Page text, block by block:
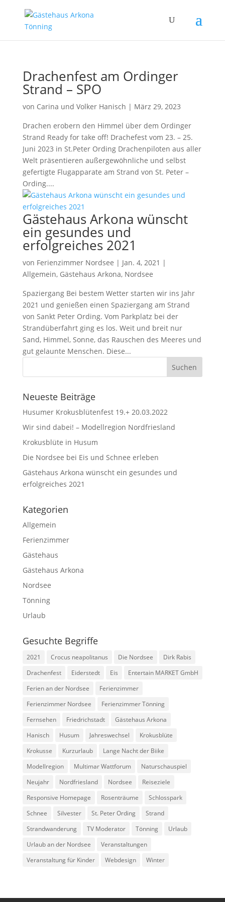
Drachenfest am Ordinger
Strand – SPO
von Carina und Volker Hanisch | März 29, 2023
Drachen erobern den Himmel über dem Ordinger
Strand Ready for take off! Drachefest vom 23. – 25.
Juni 2023 in St.Peter Ording Drachenpiloten aus aller
Welt präsentieren außergewöhnliche und selbst
gefertigte Flugapparate am Strand von St. Peter –
Ording....
Gästehaus Arkona wünscht
ein gesundes und
erfolgreiches 2021
von Ferienzimmer Nordsee | Jan. 4, 2021 |
Allgemein, Gästehaus Arkona, Nordsee
Spaziergang Bei bestem Wetter starten wir ins Jahr
2021 und genießen einen Spaziergang am Strand
von Sankt Peter Ording. Vom Parkplatz bei der
Strandüberfahrt ging es los. Weit und breit nur
Sand, Himmel, Sonne, das Rauschen des Meeres und
gut gelaunte Menschen. Diese...
Neueste Beiträge
Husumer Krokusblütenfest 19.+ 20.03.2022
Wir sind dabei! – Modellregion Nordfriesland
Krokusblüte in Husum
Die Nordsee bei Eis und Schnee erleben
Gästehaus Arkona wünscht ein gesundes und
erfolgreiches 2021
Kategorien
Allgemein
Ferienzimmer
Gästehaus
Gästehaus Arkona
Nordsee
Tönning
Urlaub
Gesuchte Begriffe
2021 Crocus neapolitanus Die Nordsee
Dirk Rabis
Drachenfest
Eiderstedt Eis
Entertain MARKET GmbH
Ferien an der Nordsee
Ferienzimmer
Ferienzimmer Nordsee
Ferienzimmer Tönning
Fernsehen
Friedrichstadt
Gästehaus Arkona
Hanisch
Husum Jahreswechsel
Krokusblüte
Krokusse
Kurzurlaub
Lange Nacht der Biike
Modellregion
Multimar Wattforum
Naturschauspiel
Neujahr
Nordfriesland Nordsee
Reiseziele
Responsive Homepage
Rosenträume
Schlosspark
Schnee
Silvester St. Peter Ording
Strand
Strandwanderung
TV Moderator Tönning
Urlaub
Urlaub an der Nordsee
Veranstaltungen
Veranstaltung für Kinder
Webdesign Winter